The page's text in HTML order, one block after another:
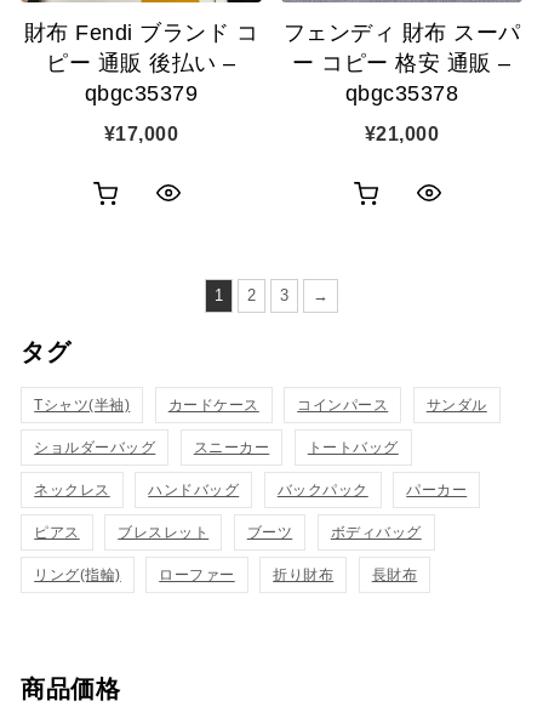
財布 Fendi ブランド コ
ピー 通販 後払い –
qbgc35379
¥17,000
フェンディ 財布 スーパ
ー コピー 格安 通販 –
qbgc35378
¥21,000
1 2 3 →
タグ
Tシャツ(半袖) カードケース コインパース サンダル
ショルダーバッグ スニーカー トートバッグ
ネックレス ハンドバッグ バックパック パーカー
ピアス ブレスレット ブーツ ボディバッグ
リング(指輪) ローファー 折り財布 長財布
商品価格